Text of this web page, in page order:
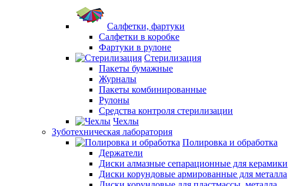
Салфетки, фартуки
Салфетки в коробке
Фартуки в рулоне
Стерилизация
Пакеты бумажные
Журналы
Пакеты комбинированные
Рулоны
Средства контроля стерилизации
Чехлы
Зуботехническая лаборатория
Полировка и обработка
Держатели
Диски алмазные сепарационные для керамики
Диски корундовые армированные для металла